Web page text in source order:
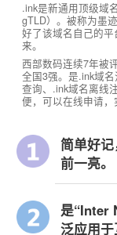
.ink是新通用顶级域
gTLD）。被称为墨
好了该域名自己的
来。
西部数码连续7年被
全国3强。是.ink域
查询、.ink域名离线
便，可以在线申请，
简单好
前一亮。
是“Inter
泛应用于